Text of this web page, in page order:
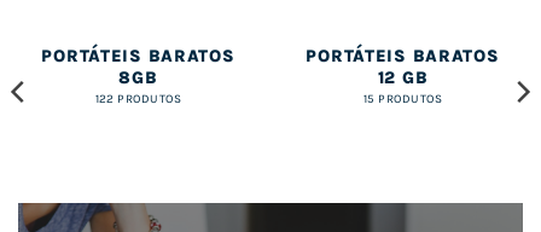
PORTÁTEIS BARATOS
8GB
122 PRODUTOS
PORTÁTEIS BARATOS
12 GB
15 PRODUTOS